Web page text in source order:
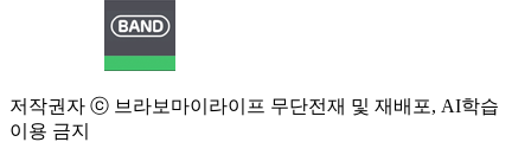
저작권자 ⓒ 브라보마이라이프 무단전재 및 재배포, AI학습
이용 금지